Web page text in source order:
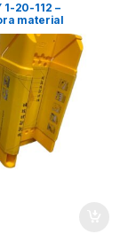
1-20-112 –
material